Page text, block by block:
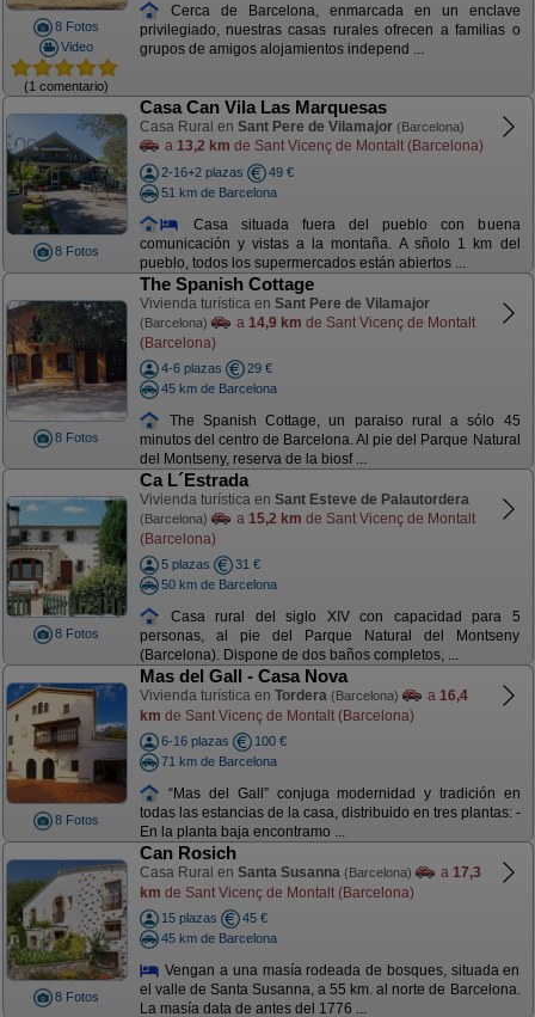
8 Fotos
Video
(1 comentario)
Cerca de Barcelona, enmarcada en un enclave
privilegiado, nuestras casas rurales ofrecen a familias o
grupos de amigos alojamientos independ ...
8 Fotos
Casa Can Vila Las Marquesas
Casa Rural en Sant Pere de Vilamajor (Barcelona)
a 13,2 km de Sant Vicenç de Montalt (Barcelona)
2-16+2 plazas
49 €
51 km de Barcelona
Casa situada fuera del pueblo con buena
comunicación y vistas a la montaña. A sñolo 1 km del
pueblo, todos los supermercados están abiertos ...
8 Fotos
The Spanish Cottage
Vivienda turística en Sant Pere de Vilamajor
(Barcelona) a 14,9 km de Sant Vicenç de Montalt
(Barcelona)
4-6 plazas
29 €
45 km de Barcelona
The Spanish Cottage, un paraiso rural a sólo 45
minutos del centro de Barcelona. Al pie del Parque Natural
del Montseny, reserva de la biosf ...
8 Fotos
Ca L´Estrada
Vivienda turística en Sant Esteve de Palautordera
(Barcelona) a 15,2 km de Sant Vicenç de Montalt
(Barcelona)
5 plazas
31 €
50 km de Barcelona
Casa rural del siglo XIV con capacidad para 5
personas, al pie del Parque Natural del Montseny
(Barcelona). Dispone de dos baños completos, ...
8 Fotos
Mas del Gall - Casa Nova
Vivienda turística en Tordera (Barcelona) a 16,4
km de Sant Vicenç de Montalt (Barcelona)
6-16 plazas
100 €
71 km de Barcelona
“Mas del Gall” conjuga modernidad y tradición en
todas las estancias de la casa, distribuido en tres plantas: -
En la planta baja encontramo ...
8 Fotos
Can Rosich
Casa Rural en Santa Susanna (Barcelona) a 17,3
km de Sant Vicenç de Montalt (Barcelona)
15 plazas
45 €
45 km de Barcelona
Vengan a una masía rodeada de bosques, situada en
el valle de Santa Susanna, a 55 km. al norte de Barcelona.
La masía data de antes del 1776 ...